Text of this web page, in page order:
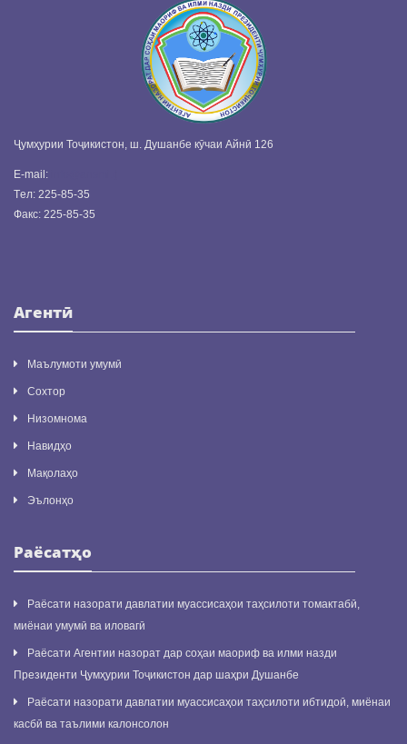
Ҷумҳурии Тоҷикистон, ш. Душанбе кӯчаи Айнӣ 126
E-mail:
Tел: 225-85-35
Факс: 225-85-35
Агентӣ
Маълумоти умумӣ
Сохтор
Низомнома
Навидҳо
Мақолаҳо
Эълонҳо
Раёсатҳо
Раёсати назорати давлатии муассисаҳои таҳсилоти томактабӣ,
миёнаи умумӣ ва иловагӣ
Раёсати Агентии назорат дар соҳаи маориф ва илми назди
Президенти Ҷумҳурии Тоҷикистон дар шаҳри Душанбе
Раёсати назорати давлатии муассисаҳои таҳсилоти ибтидоӣ, миёнаи
касбӣ ва таълими калонсолон